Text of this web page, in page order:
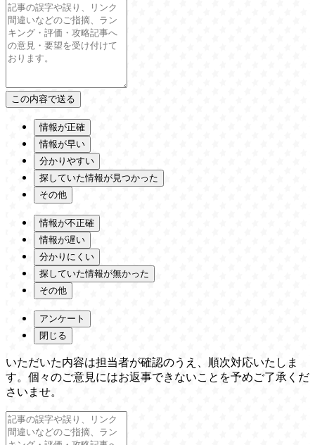
情報が正確
情報が早い
分かりやすい
探していた情報が見つかった
その他
情報が不正確
情報が遅い
分かりにくい
探していた情報が無かった
その他
アンケート
閉じる
いただいた内容は担当者が確認のうえ、順次対応いたしま
す。個々のご意見にはお返事できないことを予めご了承くだ
さいませ。